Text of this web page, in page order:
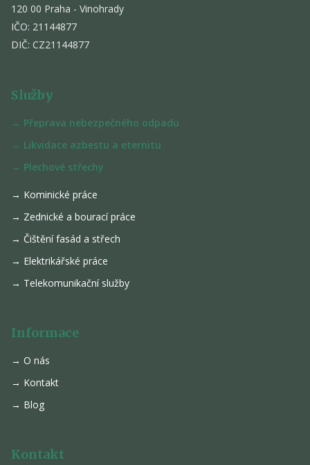
120 00 Praha - Vinohrady
IČO: 21144877
DIČ: CZ21144877
Služby
→ Přeprava nebezpečného odpadu
→ Likvidace azbestu a eternitu
→ Plechové střechy
→ Kominické práce
→ Zednické a bourací práce
→ Čištění fasád a střech
→ Elektrikářské práce
→ Telekomunikační služby
Informace
→ O nás
→ Kontakt
→ Blog
Kontakt